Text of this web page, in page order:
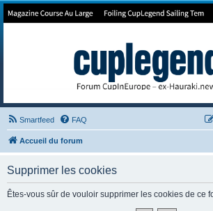
Forum de Cup In Europe
Smartfeed FAQ
Accueil du forum
Supprimer les cookies
Êtes-vous sûr de vouloir supprimer les cookies de ce